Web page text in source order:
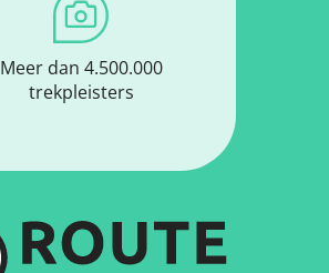
Meer dan 4.500.000
trekpleisters